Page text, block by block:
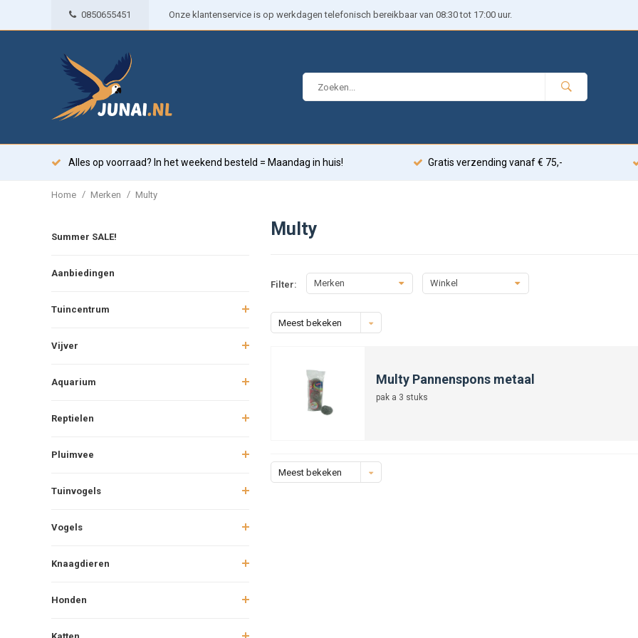
0850655451 Onze klantenservice is op werkdagen telefonisch bereikbaar van 08:30 tot 17:00 uur.
Alles op voorraad? In het weekend besteld = Maandag in huis! Gratis verzending vanaf € 75,-
Home / Merken / Multy
Summer SALE!
Aanbiedingen
Tuincentrum
Vijver
Aquarium
Reptielen
Pluimvee
Tuinvogels
Vogels
Knaagdieren
Honden
Multy
Filter: Merken Winkel
Meest bekeken
Multy Pannenspons metaal
pak a 3 stuks
Meest bekeken